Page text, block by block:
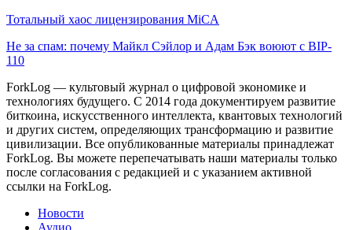
Тотальный хаос лицензирования MiCA
Не за спам: почему Майкл Сэйлор и Адам Бэк воюют с BIP-
110
ForkLog — культовый журнал о цифровой экономике и
технологиях будущего. С 2014 года документируем развитие
биткоина, искусственного интеллекта, квантовых технологий
и других систем, определяющих трансформацию и развитие
цивилизации. Все опубликованные материалы принадлежат
ForkLog. Вы можете перепечатывать наши материалы только
после согласования с редакцией и с указанием активной
ссылки на ForkLog.
Новости
Аудио